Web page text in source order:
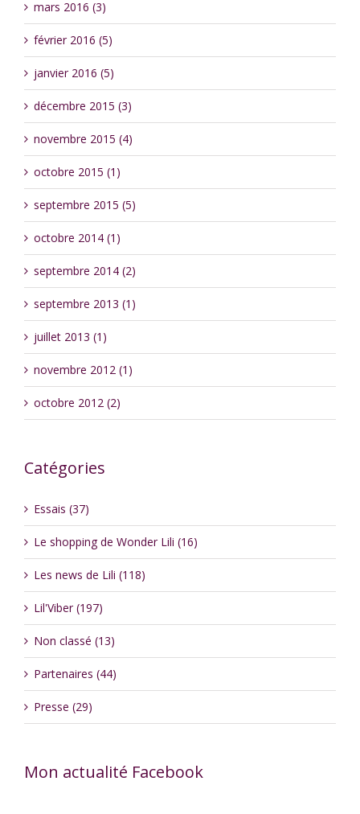
mars 2016 (3)
février 2016 (5)
janvier 2016 (5)
décembre 2015 (3)
novembre 2015 (4)
octobre 2015 (1)
septembre 2015 (5)
octobre 2014 (1)
septembre 2014 (2)
septembre 2013 (1)
juillet 2013 (1)
novembre 2012 (1)
octobre 2012 (2)
Catégories
Essais (37)
Le shopping de Wonder Lili (16)
Les news de Lili (118)
Lil'Viber (197)
Non classé (13)
Partenaires (44)
Presse (29)
Mon actualité Facebook